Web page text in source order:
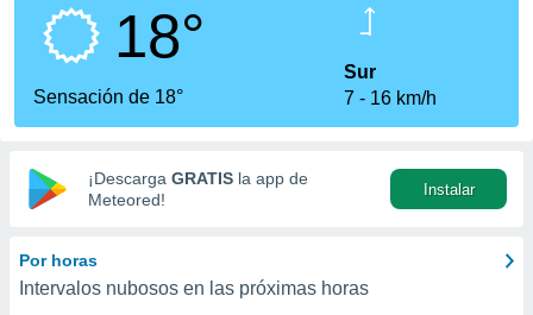
calidad.
a este
las
y
digital
basada
18°
Sensación de 18°
Sur
7
16 km/h
¡Descarga GRATIS la app de
Meteored!
Instalar
Por horas
Intervalos nubosos en las próximas horas